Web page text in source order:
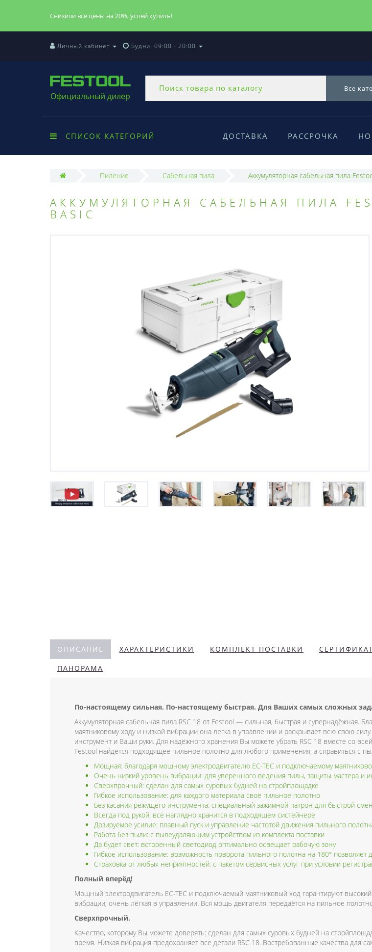
Снизили все цены на 20%, успей купить!
Личный кабинет Будни: 09:00 - 20:00
Официальный дилер
Все
СПИСОК КАТЕГОРИЙ ДОСТАВКА РАССРОЧКА
Пиление Сабельная пила Аккумуляторная сабельная пила
АККУМУЛЯТОРНАЯ САБЕЛЬНАЯ ПИЛА
BASIC
ОПИСАНИЕ ХАРАКТЕРИСТИКИ КОМПЛЕКТ ПОСТАВКИ
ПАНОРАМА
По-настоящему сильная. По-настоящему быстрая. Для Ваших самых сложных
Аккумуляторная сабельная пила RSC 18 от Festool — сильная, быстрая и супернадёжная.
маятниковому ходу и низкой вибрации она легка в управлении и раскрывает всю свою
инструмент и Ваши руки. Для надёжного хранения Вы можете убрать RSC 18 вместе со
Festool найдётся подходящее пильное полотно для любого применения, а справиться с
Мощная: благодаря мощному электродвигателю EC-TEC и подключаемому
Очень низкий уровень вибрации: для уверенного ведения пилы, защиты мастера и
Сверхпрочный: сделан для самых суровых будней на стройплощадке
Гибкое использование: для каждого материала своё пильное полотно
Без касания режущего инструмента: специальный зажимной патрон для быстрой
Всегда под рукой: всё наглядно хранится в подходящем систейнере
Дозируемое усилие: плавный пуск и управление частотой движения пильного
Работа без пыли: с пылеудаляющим устройством из комплекта поставки
Да будет свет: встроенный светодиод оптимально освещает рабочую зону
Гибкое использование: возможность поворота пильного полотна на 180°
Страховка от любых неприятностей: с пакетом сервисных услуг при условии
Полный вперёд!
Мощный электродвигатель EC-TEC и подключаемый маятниковый ход гарантируют
вибрации, очень лёгкая в управлении. Вся мощь двигателя передаётся на пильное
Сверхпрочный.
Качество, которому Вы можете доверять: сделан для самых суровых будней на
время. Низкая вибрация предохраняет все детали RSC 18. Востребованные качества для